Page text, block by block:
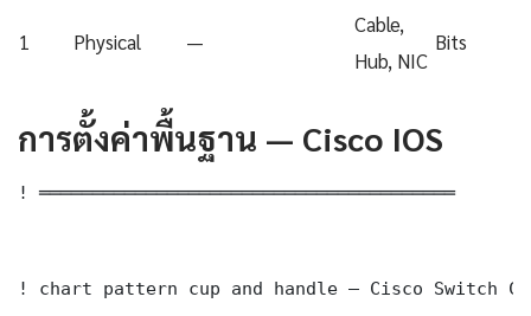
1 Physical —
Cable,
Hub, NIC
Bits
การตั้งค่าพื้นฐาน — Cisco IOS
! ═══════════════════════════════════════
! chart pattern cup and handle — Cisco Switch